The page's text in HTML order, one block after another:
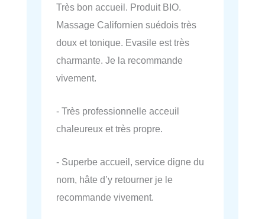
Très bon accueil. Produit BIO.
Massage Californien suédois très
doux et tonique. Evasile est très
charmante. Je la recommande
vivement.
- Très professionnelle acceuil
chaleureux et très propre.
- Superbe accueil, service digne du
nom, hâte d’y retourner je le
recommande vivement.